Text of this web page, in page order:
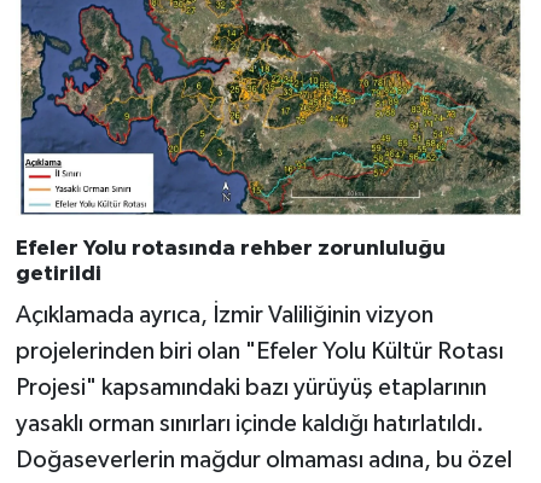
Efeler Yolu rotasında rehber zorunluluğu
getirildi
Açıklamada ayrıca, İzmir Valiliğinin vizyon
projelerinden biri olan "Efeler Yolu Kültür Rotası
Projesi" kapsamındaki bazı yürüyüş etaplarının
yasaklı orman sınırları içinde kaldığı hatırlatıldı.
Doğaseverlerin mağdur olmaması adına, bu özel